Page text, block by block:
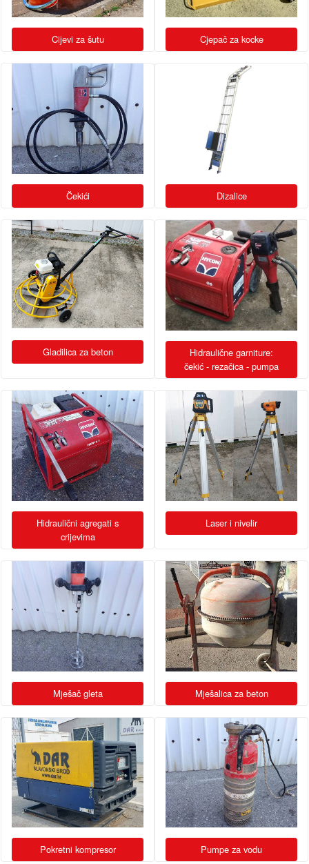
Cijevi za šutu Cjepač za kocke
Čekići Dizalice
Gladilica za beton
Hidraulične garniture:
čekić - rezačica - pumpa
Hidraulični agregati s
crijevima
Laser i nivelir
Mješač gleta Mješalica za beton
Pokretni kompresor Pumpe za vodu